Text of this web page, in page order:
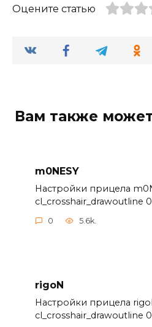
Оцените статью
Вам также
m0NESY
Настройки прицела
cl_crosshair_drawoutline
0 5.6k.
rigoN
Настройки прицела
cl_crosshair_drawoutline